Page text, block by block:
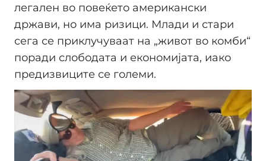
легален во повеќето американски
држави, но има ризици. Млади и стари
сега се приклучуваат на „живот во комби“
поради слободата и економијата, иако
предизвиците се големи.